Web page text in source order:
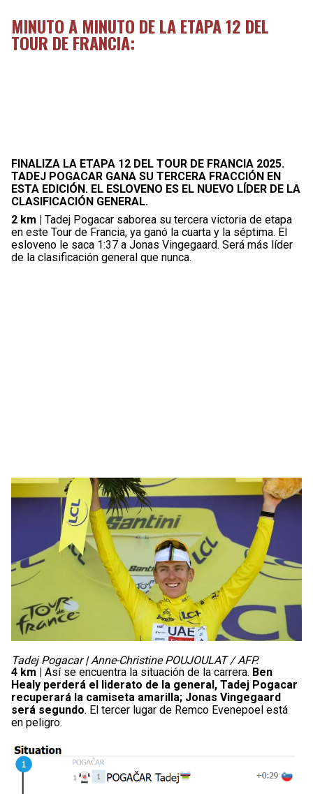
MINUTO A MINUTO DE LA ETAPA 12 DEL
TOUR DE FRANCIA:
FINALIZA LA ETAPA 12 DEL TOUR DE FRANCIA 2025.
TADEJ POGACAR GANA SU TERCERA FRACCIÓN EN
ESTA EDICIÓN. EL ESLOVENO ES EL NUEVO LÍDER DE LA
CLASIFICACIÓN GENERAL.
2 km |
Tadej Pogacar saborea su tercera victoria de etapa
en este Tour de Francia, ya ganó la cuarta y la séptima. El
esloveno le saca 1:37 a Jonas Vingegaard. Será más líder
de la clasificación general que nunca.
Tadej Pogacar | Anne-Christine POUJOULAT / AFP.
4 km |
Así se encuentra la situación de la carrera. Ben
Healy perderá el liderato de la general, Tadej Pogacar
recuperará la camiseta amarilla; Jonas Vingegaard
será segundo. El tercer lugar de Remco Evenepoel está
en peligro.